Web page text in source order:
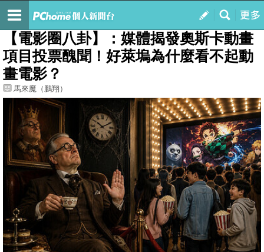
我的
最新文章
【電影圈八卦】：媒體揭發奧斯卡動畫
項目投票醜聞！好萊塢為什麼看不起動
畫電影？
馬來魔（鵬翔）